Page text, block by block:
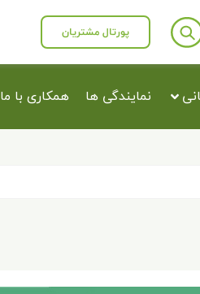
پورتال مشتریان
نمایندگی ها همکاری با ما